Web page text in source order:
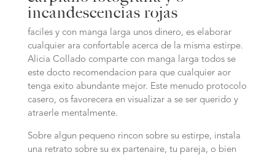
incandescencias rojas
faciles y con manga larga unos dinero, es elaborar
cualquier ara confortable acerca de la misma estirpe.
Alicia Collado comparte con manga larga todos se
este docto recomendacion para que cualquier aor
tenga exito abundante mejor. Este menudo protocolo
casero, os favorecera en visualizar a se ser querido y
atraerle mentalmente.
Sobre algun pequeno rincon sobre su estirpe, instala
una retrato sobre su ex partenaire, tu pareja, o bien